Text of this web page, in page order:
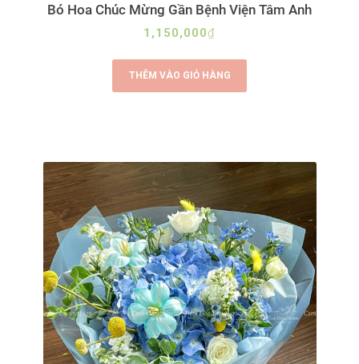
Bó Hoa Chúc Mừng Gần Bệnh Viện Tâm Anh
1,150,000₫
THÊM VÀO GIỎ HÀNG